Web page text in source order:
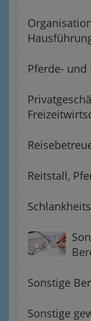
Pferde- und
Reitstall,
Sonstige
Sonstige